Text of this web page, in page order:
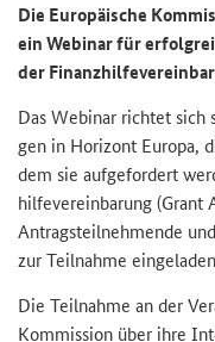
Die Eu­ro­päi­sche
einWebinarfür
der
Das We­bi­nar rich­tet
gen in Ho­ri­zont Eu­ro­pa,
dem sie auf­ge­for­dert
hil­fe­ver­ein­ba­rung (Grant
An­trags­teil­neh­men­de
zur Teil­nah­me
Die Teil­nah­me an der
Kommission über ihre